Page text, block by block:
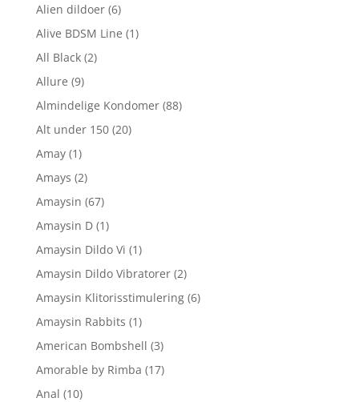
Alien dildoer (6)
Alive BDSM Line (1)
All Black (2)
Allure (9)
Almindelige Kondomer (88)
Alt under 150 (20)
Amay (1)
Amays (2)
Amaysin (67)
Amaysin D (1)
Amaysin Dildo Vi (1)
Amaysin Dildo Vibratorer (2)
Amaysin Klitorisstimulering (6)
Amaysin Rabbits (1)
American Bombshell (3)
Amorable by Rimba (17)
Anal (10)